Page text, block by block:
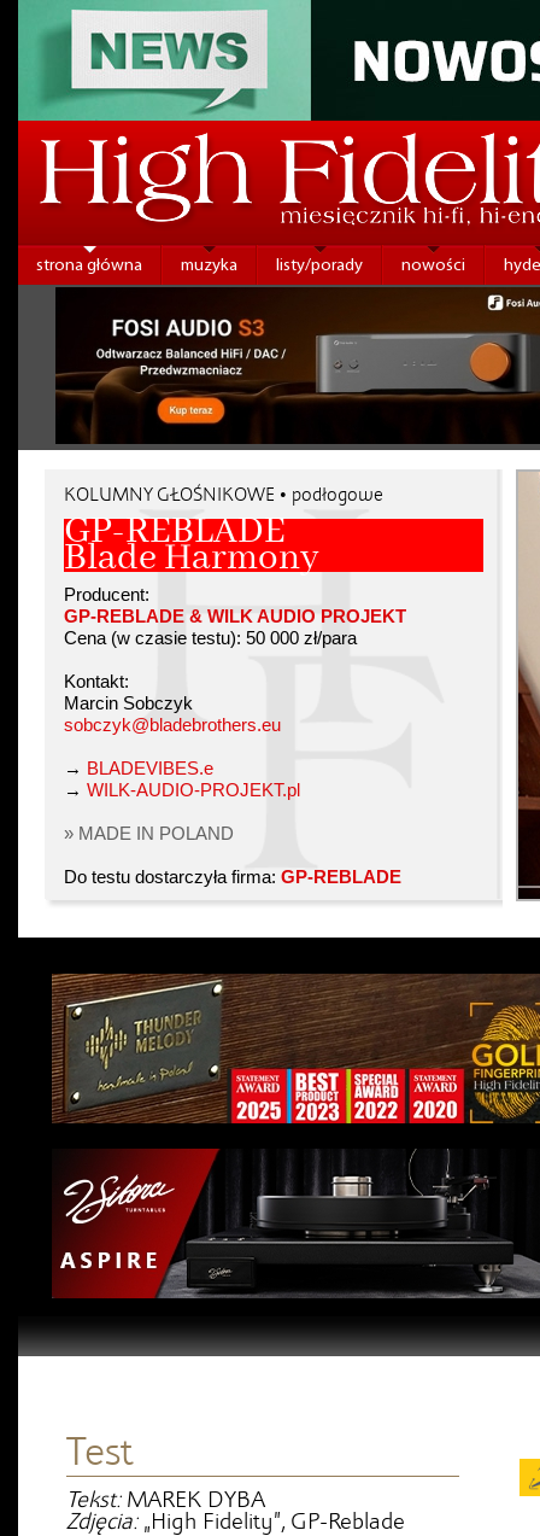
strona główna muzyka listy/porady nowości
KOLUMNY GŁOŚNIKOWE • podłogowe
GP-REBLADE
Blade Harmony
Producent:
GP-REBLADE & WILK AUDIO PROJEKT
Cena (w czasie testu): 50 000 zł/para
Kontakt:
Marcin Sobczyk
sobczyk@bladebrothers.eu
→ BLADEVIBES.e
→ WILK-AUDIO-PROJEKT.pl
» MADE IN POLAND
Do testu dostarczyła firma: GP-REBLADE
Test
Tekst:MAREK DYBA
Zdjęcia:„High Fidelity”, GP-Reblade